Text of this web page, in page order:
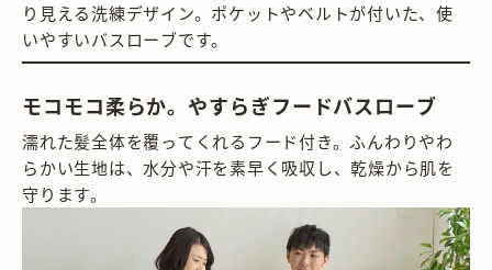
り見える洗練デザイン。ポケットやベルトが付いた、使
いやすいバスローブです。
モコモコ柔らか。やすらぎフードバスローブ
濡れた髪全体を覆ってくれるフード付き。ふんわりやわ
らかい生地は、水分や汗を素早く吸収し、乾燥から肌を
守ります。